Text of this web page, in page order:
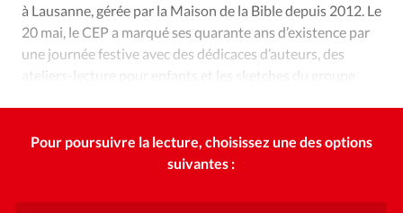
RUBRIQUES
Tous les articles
Actualité chrétienne
Actualité internationale
Chronique
Culture
Société
Tour du monde des Eglises
Trait d'Ixène
à Lausanne, gérée par la Maison de la Bible depuis 2012. Le
20 mai, le CEP a marqué ses quarante ans d’existence par
une journée festive avec des dédicaces d’auteurs, des
ateliers-lecture pour enfants et les sketches du groupe
Pour poursuivre la lecture, choisissez une des options
suivantes :